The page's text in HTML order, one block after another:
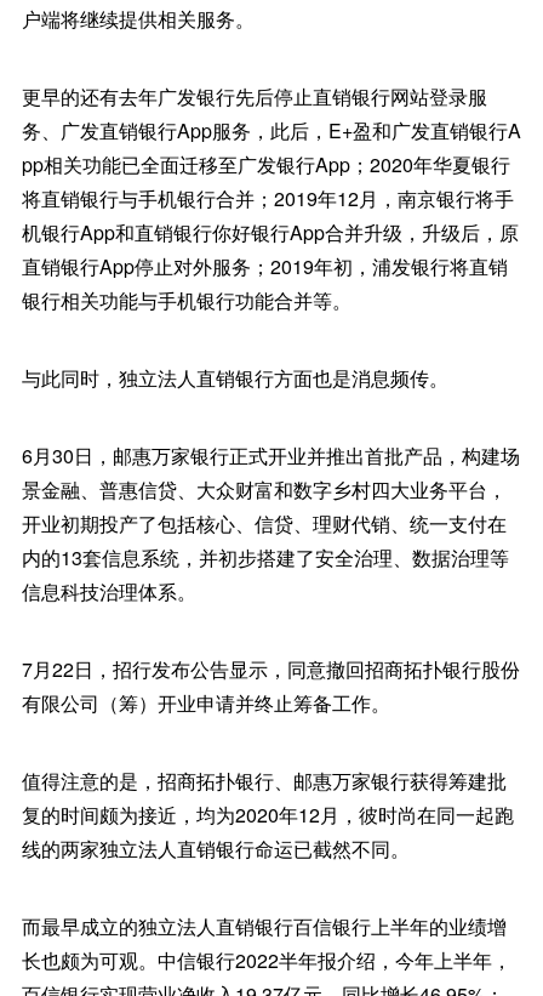
户端将继续提供相关服务。
更早的还有去年广发银行先后停止直销银行网站登录服
务、广发直销银行App服务，此后，E+盈和广发直销银行A
pp相关功能已全面迁移至广发银行App；2020年华夏银行
将直销银行与手机银行合并；2019年12月，南京银行将手
机银行App和直销银行你好银行App合并升级，升级后，原
直销银行App停止对外服务；2019年初，浦发银行将直销
银行相关功能与手机银行功能合并等。
与此同时，独立法人直销银行方面也是消息频传。
6月30日，邮惠万家银行正式开业并推出首批产品，构建场
景金融、普惠信贷、大众财富和数字乡村四大业务平台，
开业初期投产了包括核心、信贷、理财代销、统一支付在
内的13套信息系统，并初步搭建了安全治理、数据治理等
信息科技治理体系。
7月22日，招行发布公告显示，同意撤回招商拓扑银行股份
有限公司（筹）开业申请并终止筹备工作。
值得注意的是，招商拓扑银行、邮惠万家银行获得筹建批
复的时间颇为接近，均为2020年12月，彼时尚在同一起跑
线的两家独立法人直销银行命运已截然不同。
而最早成立的独立法人直销银行百信银行上半年的业绩增
长也颇为可观。中信银行2022半年报介绍，今年上半年，